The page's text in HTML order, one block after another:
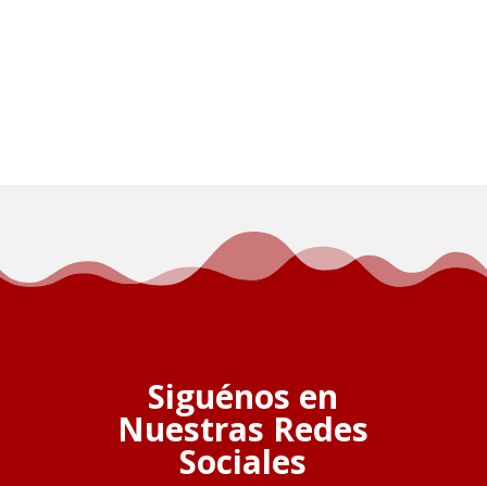
Siguénos en
Nuestras Redes
Sociales